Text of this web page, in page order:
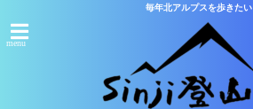
毎年北アルプスを歩きたい
menu